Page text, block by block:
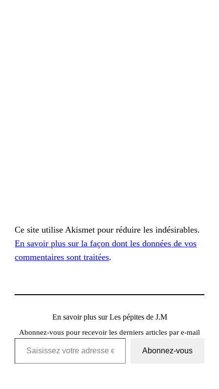
Ce site utilise Akismet pour réduire les indésirables.
En savoir plus sur la façon dont les données de vos
commentaires sont traitées.
En savoir plus sur Les pépites de J.M
Abonnez-vous pour recevoir les derniers articles par e-mail
Saisissez votre adresse e-mail…
Abonnez-vous